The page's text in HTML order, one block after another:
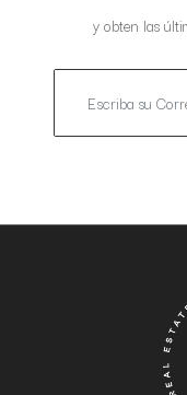
y obten las